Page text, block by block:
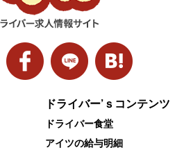
ドライバー’ｓコンテンツ
ドライバー食堂
アイツの給与明細